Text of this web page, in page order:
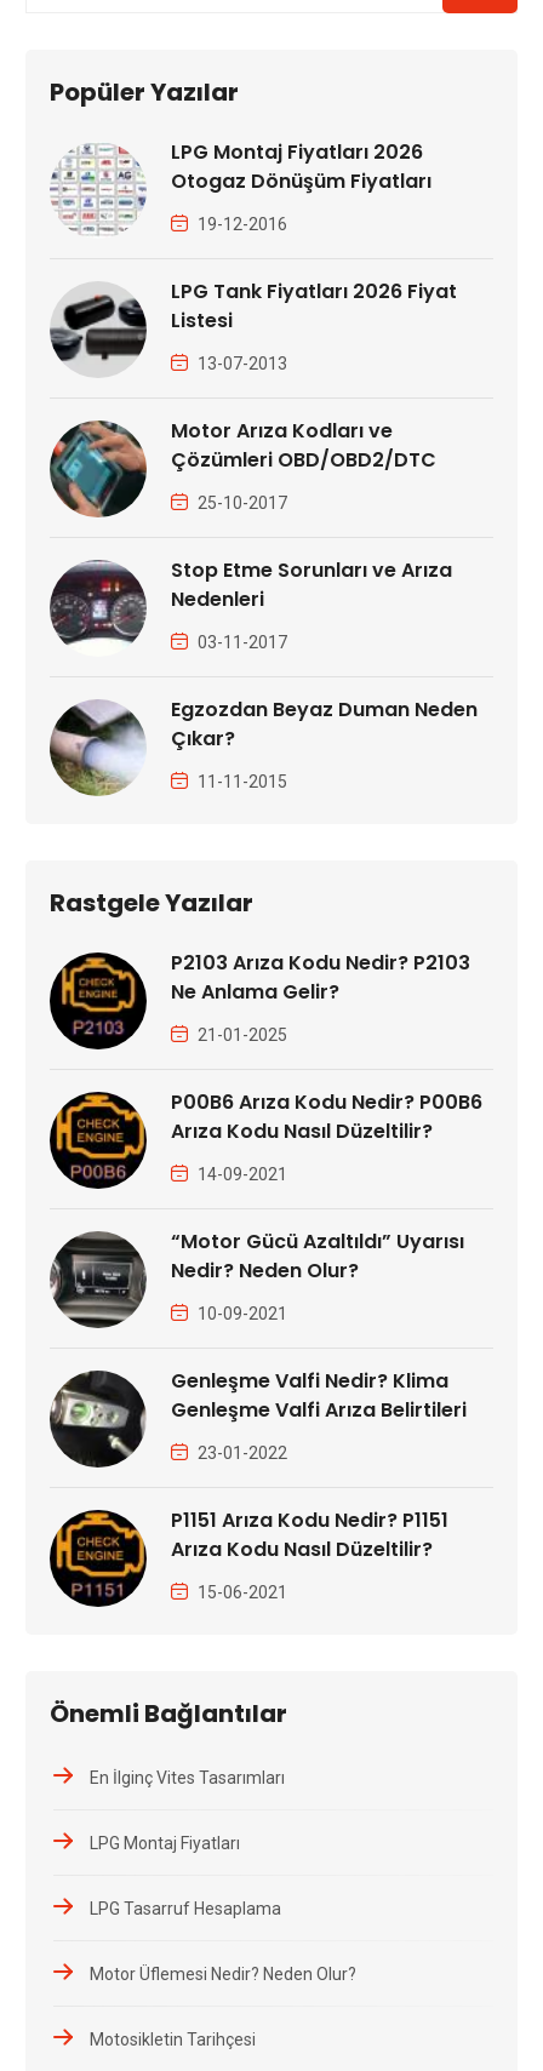
Popüler Yazılar
LPG Montaj Fiyatları 2026
Otogaz Dönüşüm Fiyatları
19-12-2016
LPG Tank Fiyatları 2026 Fiyat
Listesi
13-07-2013
Motor Arıza Kodları ve
Çözümleri OBD/OBD2/DTC
25-10-2017
Stop Etme Sorunları ve Arıza
Nedenleri
03-11-2017
Egzozdan Beyaz Duman Neden
Çıkar?
11-11-2015
Rastgele Yazılar
P2103 Arıza Kodu Nedir? P2103
Ne Anlama Gelir?
21-01-2025
P00B6 Arıza Kodu Nedir? P00B6
Arıza Kodu Nasıl Düzeltilir?
14-09-2021
“Motor Gücü Azaltıldı” Uyarısı
Nedir? Neden Olur?
10-09-2021
Genleşme Valfi Nedir? Klima
Genleşme Valfi Arıza Belirtileri
23-01-2022
P1151 Arıza Kodu Nedir? P1151
Arıza Kodu Nasıl Düzeltilir?
15-06-2021
Önemli Bağlantılar
En İlginç Vites Tasarımları
LPG Montaj Fiyatları
LPG Tasarruf Hesaplama
Motor Üflemesi Nedir? Neden Olur?
Motosikletin Tarihçesi